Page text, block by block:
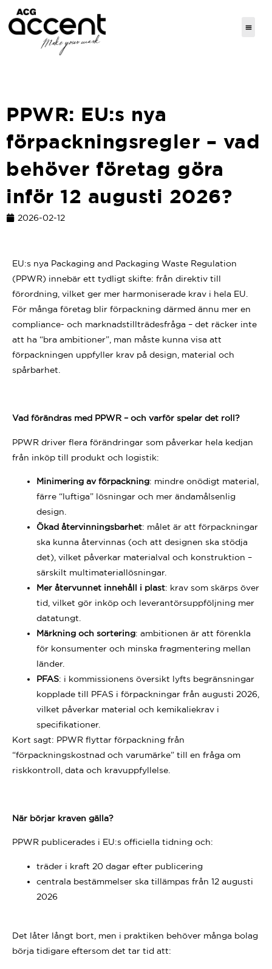
PPWR: EU:s nya
förpackningsregler – vad
behöver företag göra
inför 12 augusti 2026?
2026-02-12
EU:s nya Packaging and Packaging Waste Regulation
(PPWR) innebär ett tydligt skifte: från direktiv till
förordning, vilket ger mer harmoniserade krav i hela EU.
För många företag blir förpackning därmed ännu mer en
compliance- och marknadstillträdesfråga – det räcker inte
att ha “bra ambitioner”, man måste kunna visa att
förpackningen uppfyller krav på design, material och
spårbarhet.
Vad förändras med PPWR – och varför spelar det roll?
PPWR driver flera förändringar som påverkar hela kedjan
från inköp till produkt och logistik:
Minimering av förpackning: mindre onödigt material,
färre “luftiga” lösningar och mer ändamålsenlig
design.
Ökad återvinningsbarhet: målet är att förpackningar
ska kunna återvinnas (och att designen ska stödja
det), vilket påverkar materialval och konstruktion –
särskilt multimateriallösningar.
Mer återvunnet innehåll i plast: krav som skärps över
tid, vilket gör inköp och leverantörsuppföljning mer
datatungt.
Märkning och sortering: ambitionen är att förenkla
för konsumenter och minska fragmentering mellan
länder.
PFAS: i kommissionens översikt lyfts begränsningar
kopplade till PFAS i förpackningar från augusti 2026,
vilket påverkar material och kemikaliekrav i
specifikationer.
Kort sagt: PPWR flyttar förpackning från
“förpackningskostnad och varumärke” till en fråga om
riskkontroll, data och kravuppfyllelse.
När börjar kraven gälla?
PPWR publicerades i EU:s officiella tidning och:
träder i kraft 20 dagar efter publicering
centrala bestämmelser ska tillämpas från 12 augusti
2026
Det låter långt bort, men i praktiken behöver många bolag
börja tidigare eftersom det tar tid att: